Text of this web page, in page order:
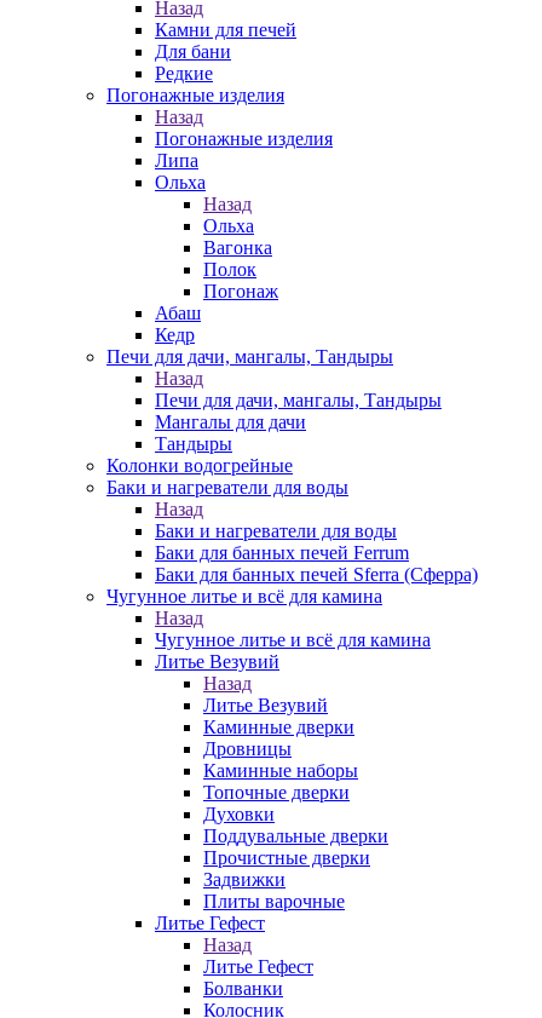
Назад
Камни для печей
Для бани
Редкие
Погонажные изделия
Назад
Погонажные изделия
Липа
Ольха
Назад
Ольха
Вагонка
Полок
Погонаж
Абаш
Кедр
Печи для дачи, мангалы, Тандыры
Назад
Печи для дачи, мангалы, Тандыры
Мангалы для дачи
Тандыры
Колонки водогрейные
Баки и нагреватели для воды
Назад
Баки и нагреватели для воды
Баки для банных печей Ferrum
Баки для банных печей Sferra (Сферра)
Чугунное литье и всё для камина
Назад
Чугунное литье и всё для камина
Литье Везувий
Назад
Литье Везувий
Каминные дверки
Дровницы
Каминные наборы
Топочные дверки
Духовки
Поддувальные дверки
Прочистные дверки
Задвижки
Плиты варочные
Литье Гефест
Назад
Литье Гефест
Болванки
Колосник